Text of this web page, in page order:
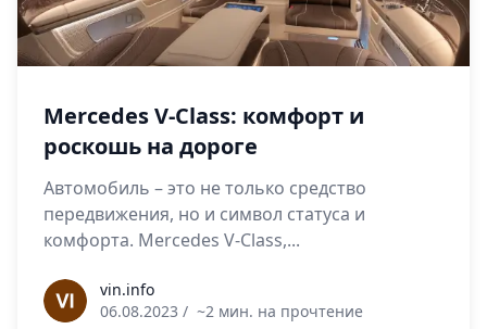
Mercedes V-Class: комфорт и
роскошь на дороге
Автомобиль – это не только средство
передвижения, но и символ статуса и
комфорта. Mercedes V-Class,...
vin.infovin.info
06.08.2023 / ~2 мин. на прочтение